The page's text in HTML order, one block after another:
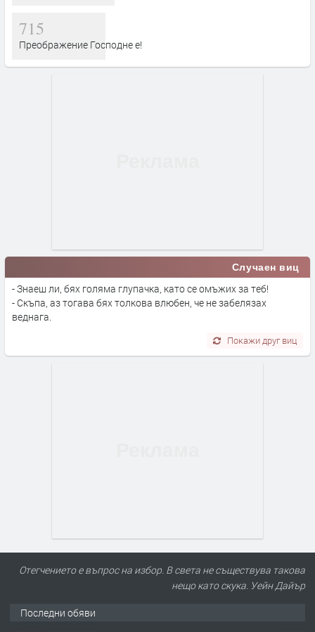
715
Преображение Господне е!
Случаен виц
- Знаеш ли, бях голяма глупачка, като се омъжих за теб!
- Скъпа, аз тогава бях толкова влюбен, че не забелязах
веднага.
Покажи друг виц
Отегчението е въпрос на избор. В света не съществува такова
нещо като скука. Уейн Дайър
Последни обяви